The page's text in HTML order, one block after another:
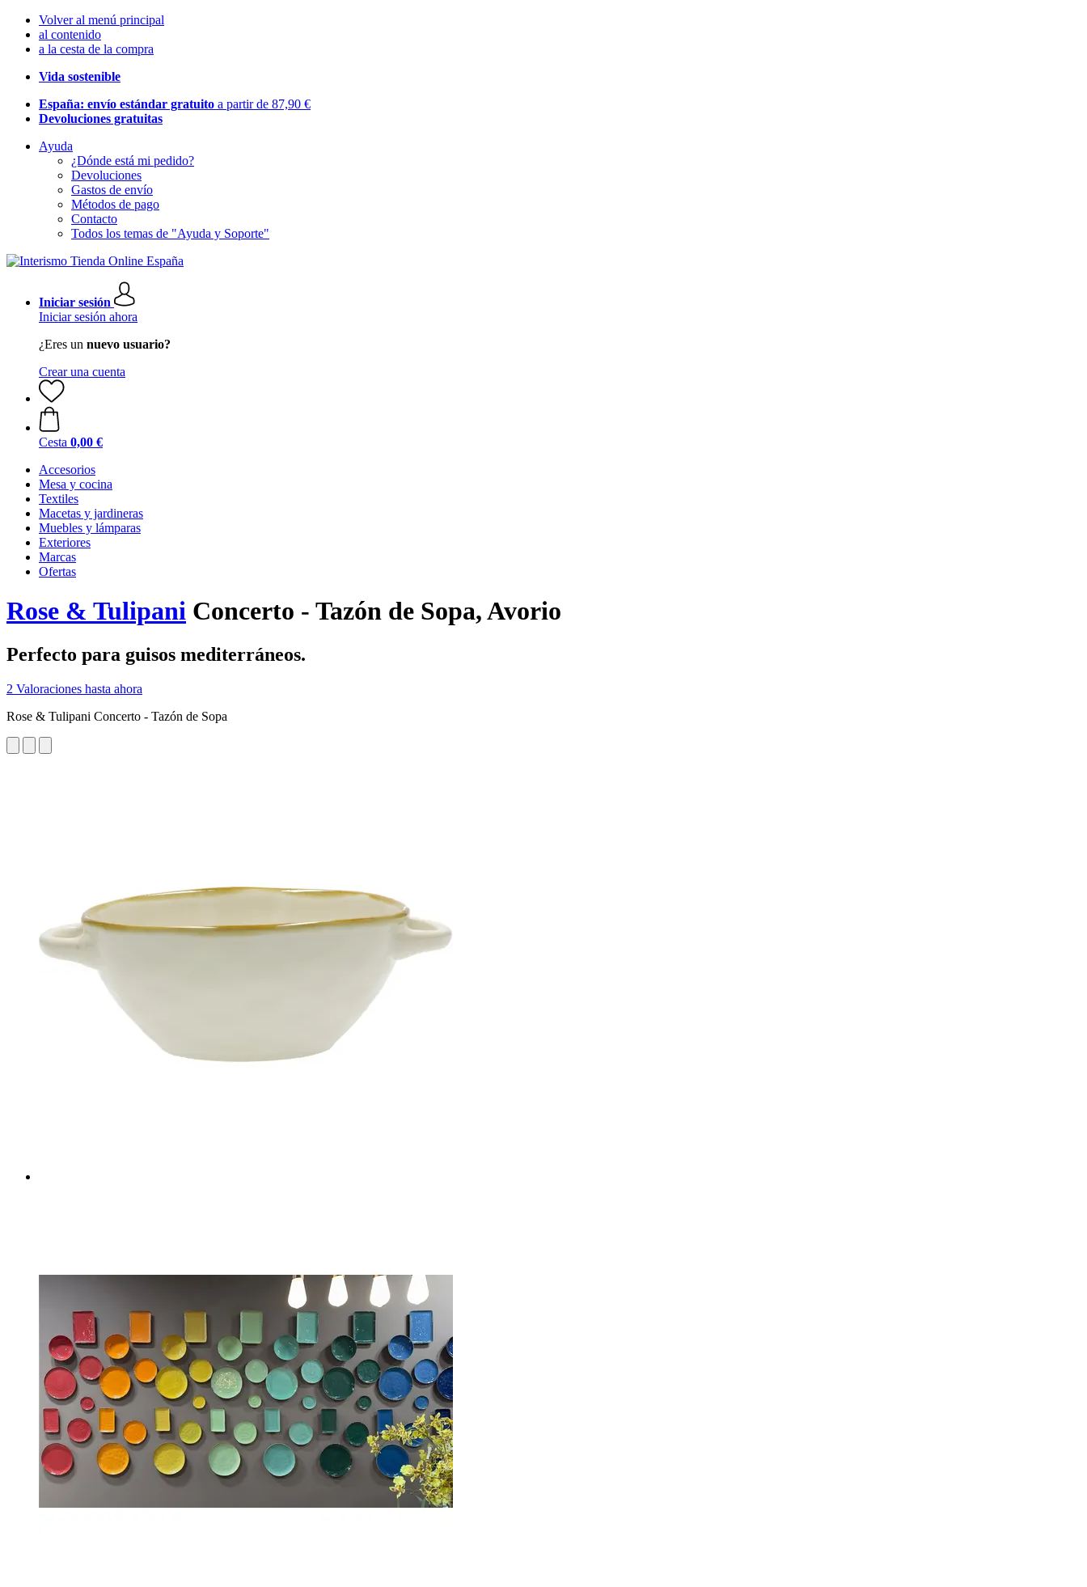
Volver al menú principal
al contenido
a la cesta de la compra
Vida sostenible
España: envío estándar gratuito a partir de 87,90 €
Devoluciones gratuitas
Ayuda
¿Dónde está mi pedido?
Devoluciones
Gastos de envío
Métodos de pago
Contacto
Todos los temas de "Ayuda y Soporte"
Iniciar sesión
Iniciar sesión ahora
¿Eres un nuevo usuario?
Crear una cuenta
Cesta 0,00 €
Accesorios
Mesa y cocina
Textiles
Macetas y jardineras
Muebles y lámparas
Exteriores
Marcas
Ofertas
Rose & Tulipani Concerto - Tazón de Sopa, Avorio
Perfecto para guisos mediterráneos.
2 Valoraciones hasta ahora
Rose & Tulipani Concerto - Tazón de Sopa